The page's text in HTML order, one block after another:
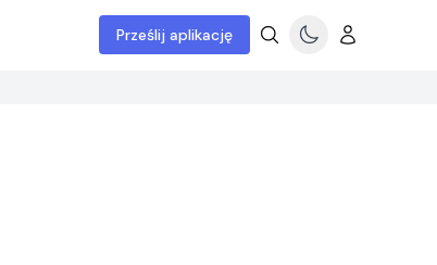
Prześlij aplikację